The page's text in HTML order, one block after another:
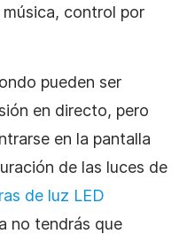
control por
pueden ser
en directo, pero
en la pantalla
de las luces de
de luz LED
no tendrás que